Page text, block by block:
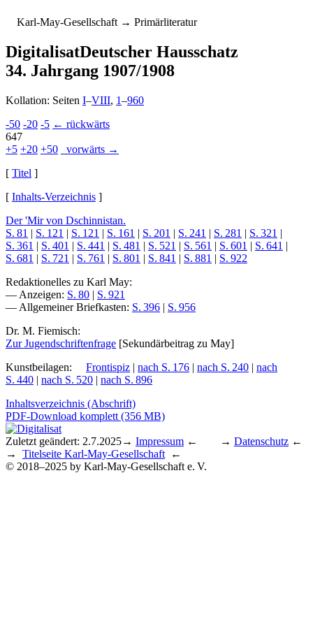
Karl-May-Gesellschaft → Primärliteratur
DigitalisatDeutscher Hausschatz
34. Jahrgang 1907/1908
Kollation: Seiten I–VIII, 1–960
-50 -20 -5 ← rückwärts
647
+5 +20 +50
vorwärts →
[ Titel ]
[ Inhalts-Verzeichnis ]
Der 'Mir von Dschinnistan.
S. 81 | S. 121 | S. 121 | S. 161 | S. 201 | S. 241 | S. 281 | S. 321 |
S. 361 | S. 401 | S. 441 | S. 481 | S. 521 | S. 561 | S. 601 | S. 641 |
S. 681 | S. 721 | S. 761 | S. 801 | S. 841 | S. 881 | S. 922
Redaktionelles zu Karl May:
— Anzeigen: S. 80 | S. 921
— Allgemeiner Briefkasten: S. 396 | S. 956
Dr. M. Fiemisch:
Zur Ju­gend­schrif­ten­fra­ge [Se­kun­där­bei­trag zu May]
Kunstbeilagen: Frontispiz | nach S. 176 | nach S. 240 | nach
S. 440 | nach S. 520 | nach S. 896
Inhaltsverzeichnis (Abschrift)
PDF-Download komplett (356 MB)
Zuletzt geändert: 2.7.2025→ Impressum ← → Datenschutz ←
→ Titelseite Karl-May-Gesellschaft ←
© 2018–2025 by Karl-May-Gesellschaft e. V.